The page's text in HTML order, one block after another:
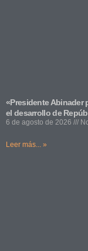
«Presidente Abinader
el desarrollo de
6 de agosto de 2026
Leer más... »